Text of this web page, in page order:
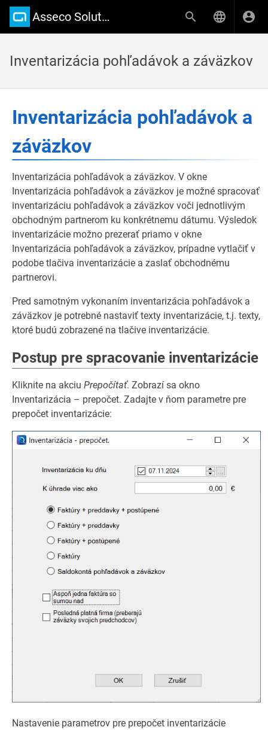
Asseco Solutions Wiki
Inventarizácia pohľadávok a záväzkov
Inventarizácia pohľadávok a
záväzkov
Inventarizácia pohľadávok a záväzkov. V okne
Inventarizácia pohľadávok a záväzkov je možné spracovať
inventarizáciu pohľadávok a záväzkov voči jednotlivým
obchodným partnerom ku konkrétnemu dátumu. Výsledok
inventarizácie možno prezerať priamo v okne
Inventarizácia pohľadávok a záväzkov, prípadne vytlačiť v
podobe tlačiva inventarizácie a zaslať obchodnému
partnerovi.
Pred samotným vykonaním inventarizácia pohľadávok a
záväzkov je potrebné nastaviť texty inventarizácie, t.j. texty,
ktoré budú zobrazené na tlačive inventarizácie.
Postup pre spracovanie inventarizácie
Kliknite na akciu Prepočítať. Zobrazí sa okno
Inventarizácia – prepočet. Zadajte v ňom parametre pre
prepočet inventarizácie:
Nastavenie parametrov pre prepočet inventarizácie